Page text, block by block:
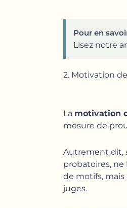
Pour en
Lisez notre
2. Motivation
La motivation
mesure de
Autrement dit,
probatoires,
de motifs,
juges.